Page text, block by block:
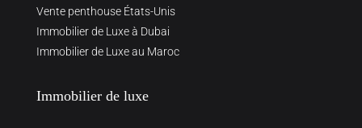
Vente penthouse États-Unis
Immobilier de Luxe à Dubai
Immobilier de Luxe au Maroc
Immobilier de luxe